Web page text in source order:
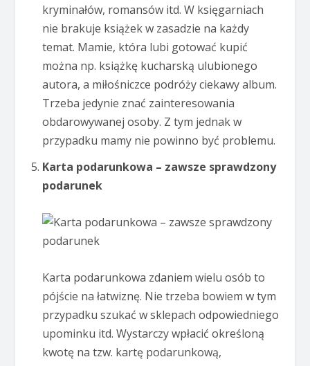
kryminałów, romansów itd. W księgarniach
nie brakuje książek w zasadzie na każdy
temat. Mamie, która lubi gotować kupić
można np. książkę kucharską ulubionego
autora, a miłośniczce podróży ciekawy album.
Trzeba jedynie znać zainteresowania
obdarowywanej osoby. Z tym jednak w
przypadku mamy nie powinno być problemu.
Karta podarunkowa – zawsze sprawdzony
podarunek
Karta podarunkowa zdaniem wielu osób to
pójście na łatwiznę. Nie trzeba bowiem w tym
przypadku szukać w sklepach odpowiedniego
upominku itd. Wystarczy wpłacić określoną
kwotę na tzw. kartę podarunkową,